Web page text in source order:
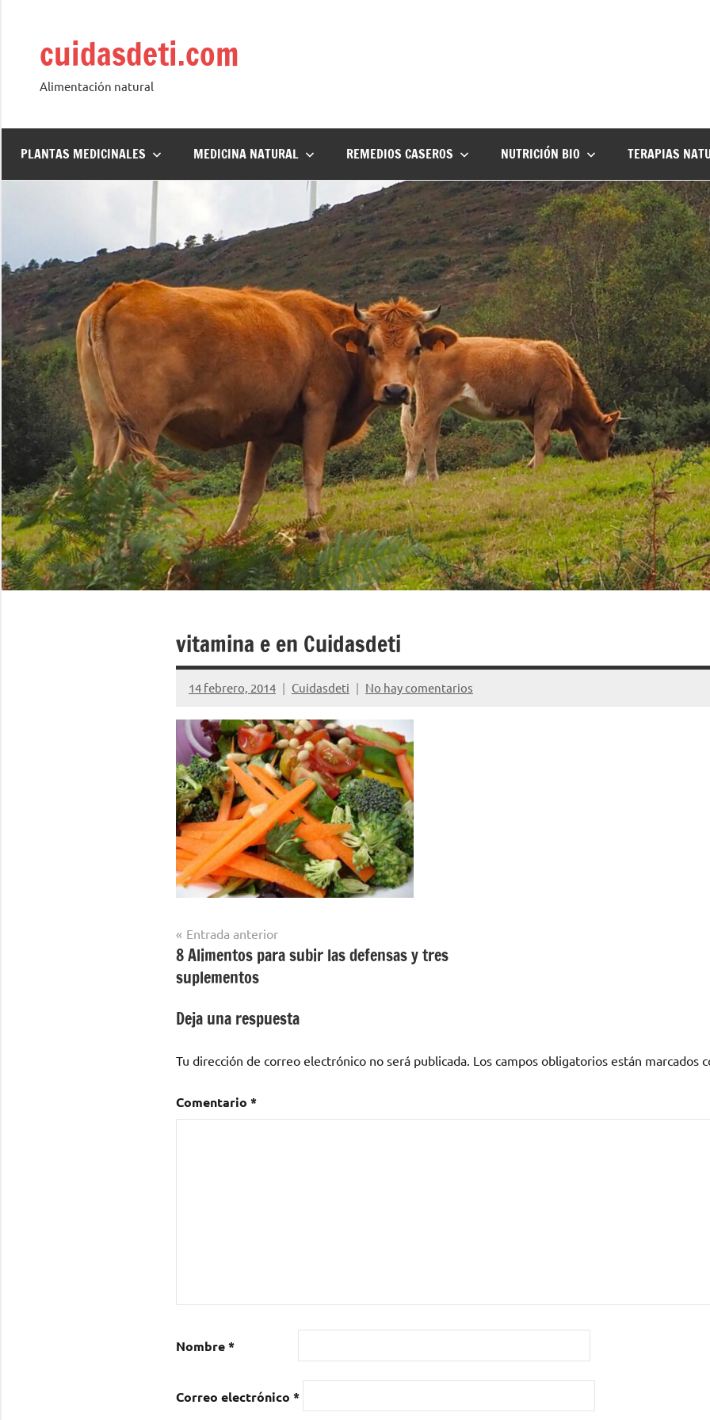
contenidocuidasdeti.com
Alimentación natural
PLANTAS MEDICINALES MEDICINA NATURAL REMEDIOS CASEROS NUTRICIÓN BIO TERAPIAS
vitamina e en Cuidasdeti
14 febrero, 2014 Cuidasdeti No hay comentarios
Navegación
de
entradas
Entrada anterior
8 Alimentos para subir las defensas y tres
suplementos
Deja una respuesta
Tu dirección de correo electrónico no será publicada. Los campos obligatorios están marcados
Comentario *
Nombre*
Correo electrónico *